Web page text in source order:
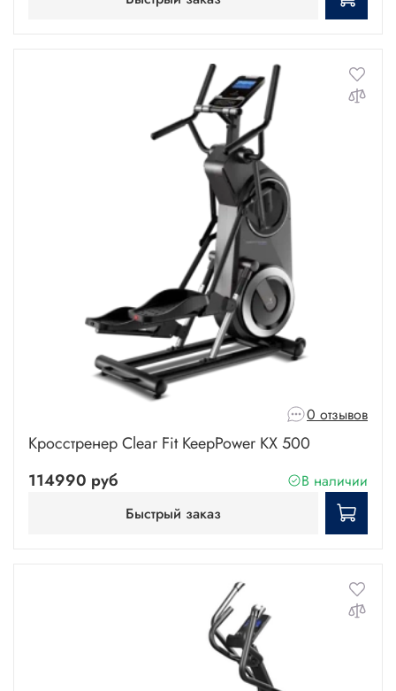
0 отзывов
Кросстренер Clear Fit KeepPower KX 500
114990 руб
В наличии
Быстрый заказ